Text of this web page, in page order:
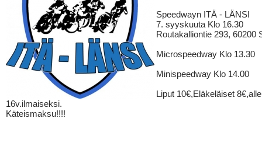
Speedwayn ITÄ - LÄNSI
7. syyskuuta Klo 16.30
Routakalliontie 293, 60200
Microspeedway Klo 13.30
Minispeedway Klo 14.00
Liput 10€,Eläkeläiset 8€,alle
16v.ilmaiseksi.
Käteismaksu!!!!